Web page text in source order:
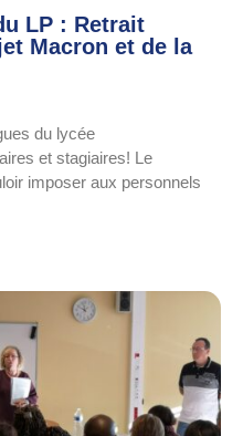
LP : Retrait
Macron et de la
du lycée
et stagiaires! Le
imposer aux personnels